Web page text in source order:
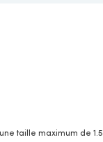
taille maximum de 1.5